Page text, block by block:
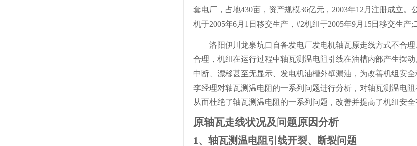
套电厂，占地430亩，资产规模36亿元，2003年12月注册成立。
机于2005年6月1日移交生产，#2机组于2005年9月15日移交生产;
洛阳伊川龙泉坑口自备发电厂发电机轴瓦原走线方式不合
合理，机组在运行过程中轴瓦测温电阻引线在油槽内部产生摆
中断、漂移甚至无显示、发电机油槽外壁漏油，为改善机组安
李经理对轴瓦测温电阻的一系列问题进行分析，对轴瓦测温电
从而杜绝了轴瓦测温电阻的一系列问题，改善并提高了机组安全
原轴瓦走线状况及问题原因分析
1、轴瓦测温电阻引线开裂、断裂问题